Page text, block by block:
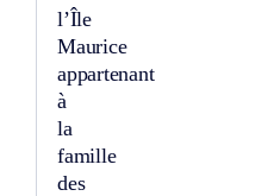
l’Île
Maurice
appartenant
à
la
famille
des